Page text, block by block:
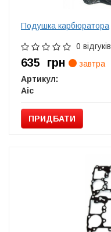
Подушка карбюратора
0 відгуків
635 грн
завтра
Артикул:
Aic
ПРИДБАТИ